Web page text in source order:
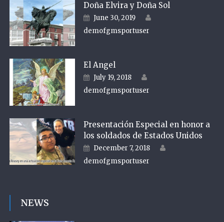
Doña Elvira y Doña Sol
Posted on
June 30, 2019
demofgmsportuser
El Angel
Posted on
July 19, 2018
demofgmsportuser
Presentación Especial en honor a
los soldados de Estados Unidos
Posted on
December 7, 2018
demofgmsportuser
NEWS